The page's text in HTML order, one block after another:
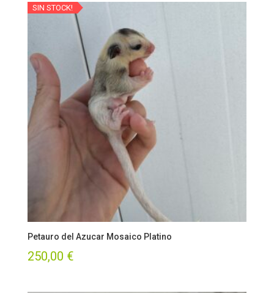
SIN STOCK!
Petauro del Azucar Mosaico Platino
250,00 €